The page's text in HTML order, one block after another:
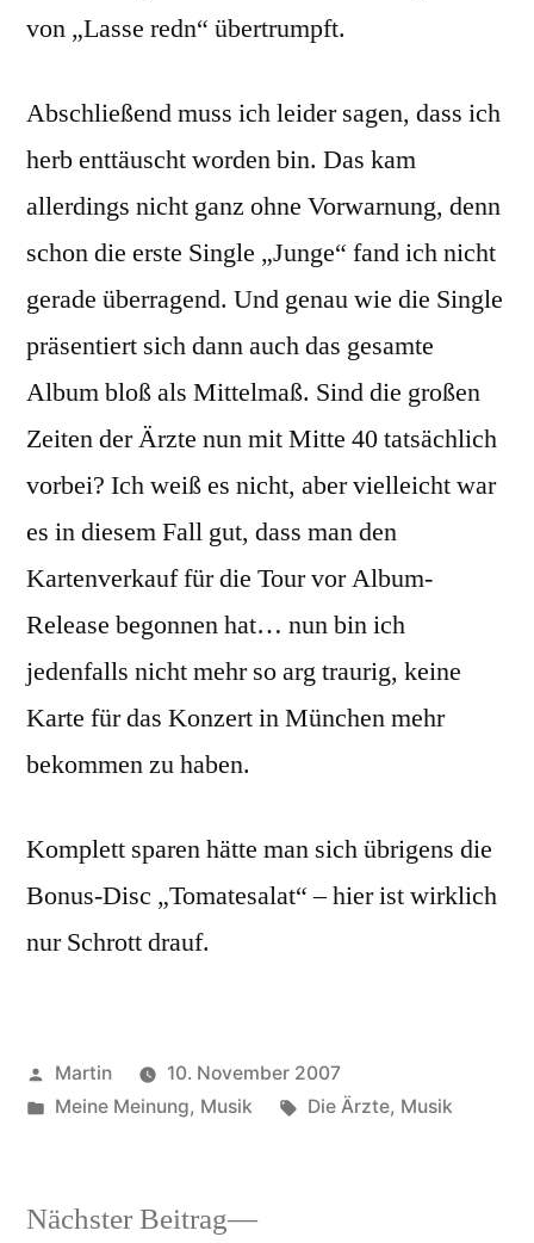
von „Lasse redn“ übertrumpft.
Abschließend muss ich leider sagen, dass ich
herb enttäuscht worden bin. Das kam
allerdings nicht ganz ohne Vorwarnung, denn
schon die erste Single „Junge“ fand ich nicht
gerade überragend. Und genau wie die Single
präsentiert sich dann auch das gesamte
Album bloß als Mittelmaß. Sind die großen
Zeiten der Ärzte nun mit Mitte 40 tatsächlich
vorbei? Ich weiß es nicht, aber vielleicht war
es in diesem Fall gut, dass man den
Kartenverkauf für die Tour vor Album-
Release begonnen hat… nun bin ich
jedenfalls nicht mehr so arg traurig, keine
Karte für das Konzert in München mehr
bekommen zu haben.
Komplett sparen hätte man sich übrigens die
Bonus-Disc „Tomatesalat“ – hier ist wirklich
nur Schrott drauf.
Veröffentlicht
von
Martin
10. November 2007
Veröffentlicht
Meine Meinung, Musik Schlagwörter:
Die Ärzte, Musik
Nächster Beitrag
Nächster